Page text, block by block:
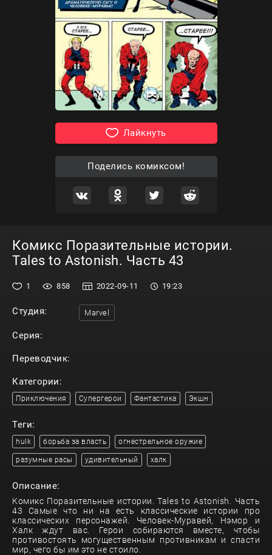
Лайкнуть
Поделись комиксом!
Комикс Поразительные истории.
Tales to Astonish. Часть 43
1 858 2022-09-11 19:23
Студия: Marvel
Серия:
Переводчик:
Категории:
Приключения Супергерои Фантастика Экшн
Теги:
hulk борьба за власть огнестрельное оружие
разумные расы удивительный халк
Описание:
Комикс Поразительные истории. Tales to Astonish. Часть
43 Самые что ни на есть классические истории про
классических персонажей. Человек-Муравей, Нэмор и
Халк ждут вас. Герои собираются вместе, чтобы
противостоять могущественным противникам и спасти
мир, чего бы им это не стоило.